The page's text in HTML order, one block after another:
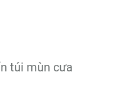
túi mùn cưa